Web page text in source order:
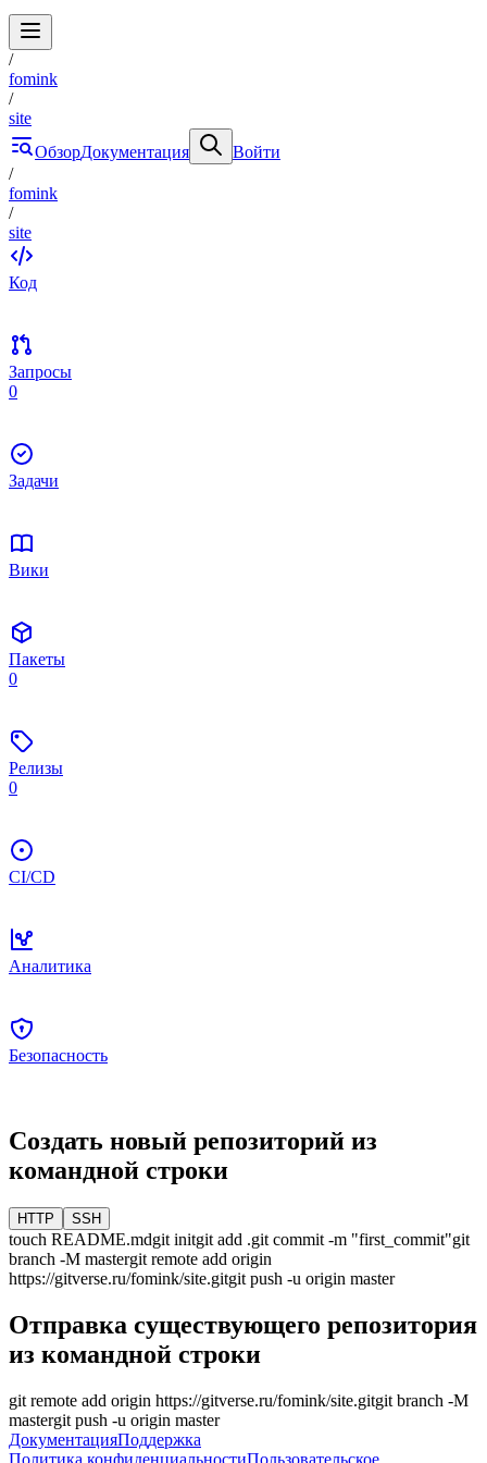
/
fomink
/
site
ОбзорДокументация
Войти
/
fomink
/
site
Код
Запросы
0
Задачи
Вики
Пакеты
0
Релизы
0
CI/CD
Аналитика
Безопасность
Создать новый репозиторий из
командной строки
HTTP SSH
touch README.mdgit initgit add .git commit -m "first_commit"git
branch -M mastergit remote add origin
https://gitverse.ru/fomink/site.gitgit push -u origin master
Отправка существующего репозитория
из командной строки
git remote add origin https://gitverse.ru/fomink/site.gitgit branch -M
mastergit push -u origin master
ДокументацияПоддержка
Политика конфиденциальностиПользовательское